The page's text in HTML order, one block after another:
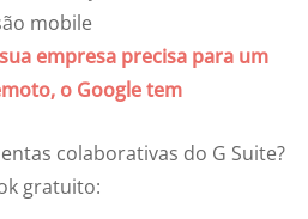
mobile
empresa precisa para um
o Google tem
colaborativas do G Suite?
gratuito: